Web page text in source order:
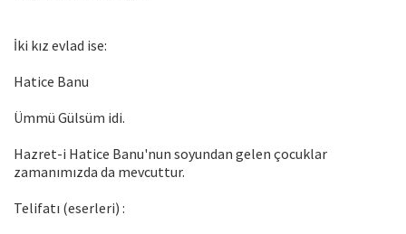
İki kız evlad ise:
Hatice Banu
Ümmü Gülsüm idi.
Hazret-i Hatice Banu'nun soyundan gelen çocuklar
zamanımızda da mevcuttur.
Telifatı (eserleri) :